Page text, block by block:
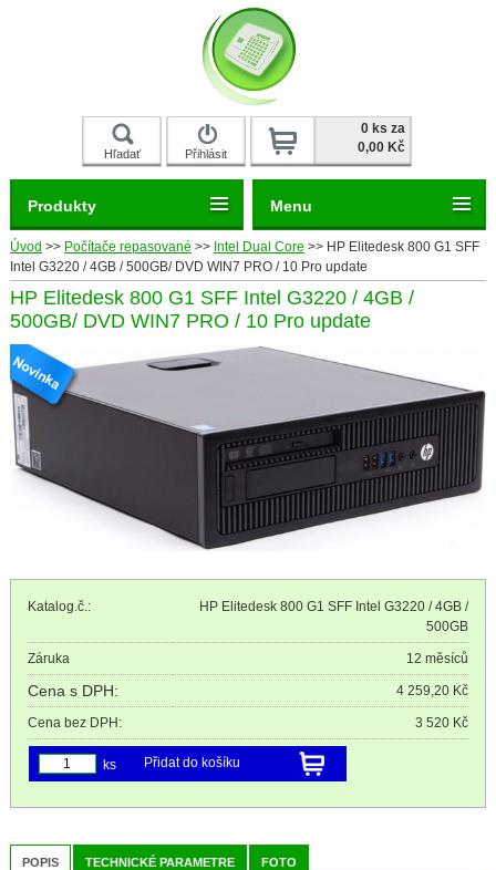
Hľadať Přihlásit
Registrace
0 ks za
0,00 Kč
Úvod >> Počítače repasované >> Intel Dual Core >> HP Elitedesk 800 G1 SFF
Intel G3220 / 4GB / 500GB/ DVD WIN7 PRO / 10 Pro update
HP Elitedesk 800 G1 SFF Intel G3220 / 4GB /
500GB/ DVD WIN7 PRO / 10 Pro update
Katalog.č.:
HP Elitedesk 800 G1 SFF Intel G3220 / 4GB /
500GB
Záruka 12 měsíců
Cena s DPH: 4 259,20 Kč
Cena bez DPH: 3 520 Kč
Přidat do košíku
ks
POPIS TECHNICKÉ PARAMETRE FOTO
Produkty Menu